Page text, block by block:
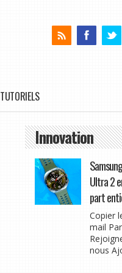
TUTORIELS
Innovation
Ultra 2
part
Copier
mail
nous